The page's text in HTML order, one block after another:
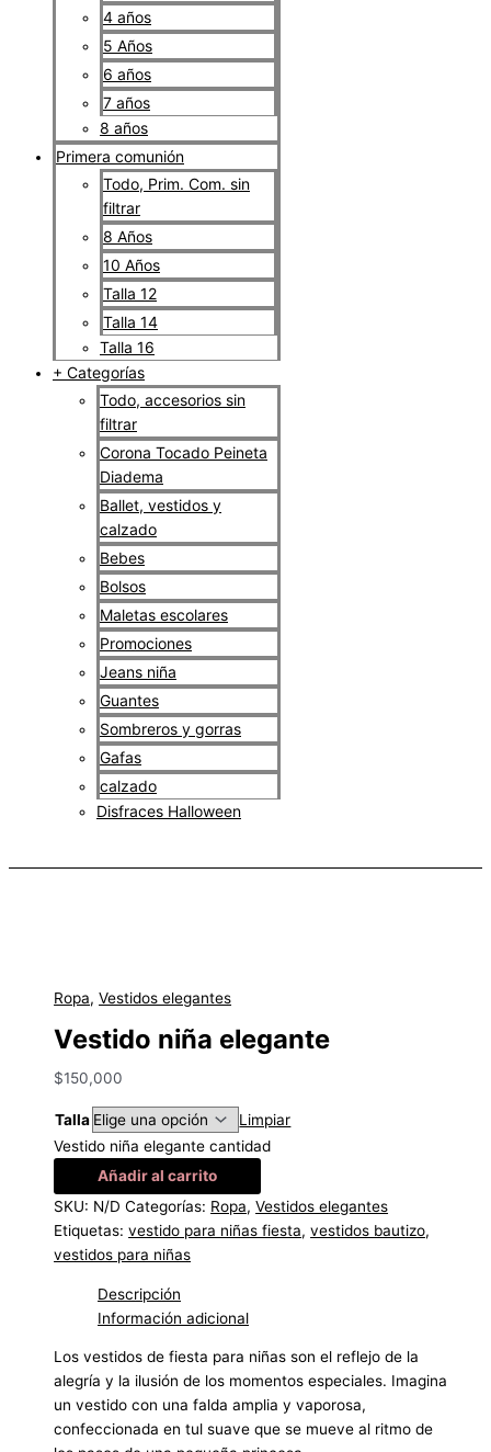
4 años
5 Años
6 años
7 años
8 años
Primera comunión
Todo, Prim. Com. sin
filtrar
8 Años
10 Años
Talla 12
Talla 14
Talla 16
+ Categorías
Todo, accesorios sin
filtrar
Corona Tocado Peineta
Diadema
Ballet, vestidos y
calzado
Bebes
Bolsos
Maletas escolares
Promociones
Jeans niña
Guantes
Sombreros y gorras
Gafas
calzado
Disfraces Halloween
Ropa,Vestidos elegantes
Vestido niña elegante
$150,000
Talla
Limpiar
Vestido niña elegante cantidad
Añadir al carrito
SKU: N/D Categorías: Ropa,Vestidos elegantes
Etiquetas:vestido para niñas fiesta,vestidos bautizo,
vestidos para niñas
Descripción
Información adicional
Los vestidos de fiesta para niñas son el reflejo de la
alegría y la ilusión de los momentos especiales. Imagina
un vestido con una falda amplia y vaporosa,
confeccionada en tul suave que se mueve al ritmo de